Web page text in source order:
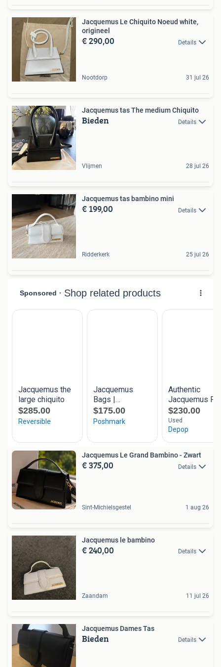
Jacquemus Le Chiquito Noeud white,
origineel
€ 290,00 Details
Nootdorp 31 jul 26
Jacquemus tas The medium Chiquito
Bieden Details
Vlijmen 28 jul 26
Jacquemus tas bambino mini
€ 199,00 Details
Ridderkerk 25 jul 26
Jacquemus Le Grand Bambino - Zwart
€ 375,00 Details
Sint-Michielsgestel 1 aug 26
Jacquemus le bambino
€ 240,00 Details
Zaandam 11 jul 26
Jacquemus Dames Tas
Bieden Details